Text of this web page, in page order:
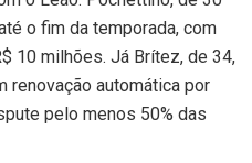
o fim da temporada, com
10 milhões. Já Brítez, de 34,
renovação automática por
pelo menos 50% das